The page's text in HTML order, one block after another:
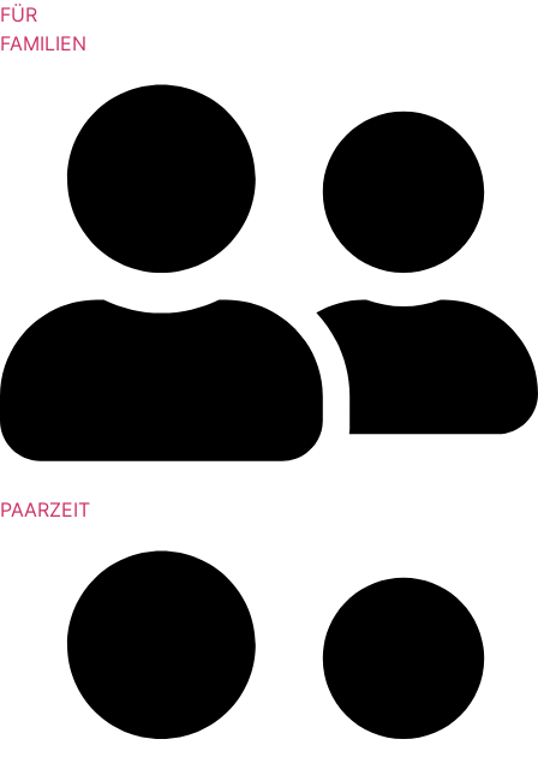
FÜR
FAMILIEN
PAARZEIT